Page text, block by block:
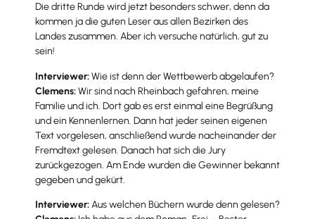
Die dritte Runde wird jetzt besonders schwer, denn da
kommen ja die guten Leser aus allen Bezirken des
Landes zusammen. Aber ich versuche natürlich, gut zu
sein!
Interviewer:Wie ist denn der Wettbewerb abgelaufen?
Clemens:Wir sind nach Rheinbach gefahren, meine
Familie und ich. Dort gab es erst einmal eine Begrüßung
und ein Kennenlernen. Dann hat jeder seinen eigenen
Text vorgelesen, anschließend wurde nacheinander der
Fremdtext gelesen. Danach hat sich die Jury
zurückgezogen. Am Ende wurden die Gewinner bekannt
gegeben und gekürt.
Interviewer:Aus welchen Büchern wurde denn gelesen?